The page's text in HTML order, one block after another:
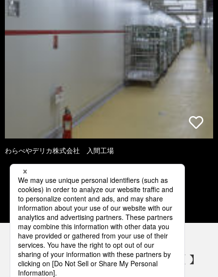
わらべやデリカ株式会社 入間工場
1 2 3 4 5
パナソニックの電気設備 SNSアカウント